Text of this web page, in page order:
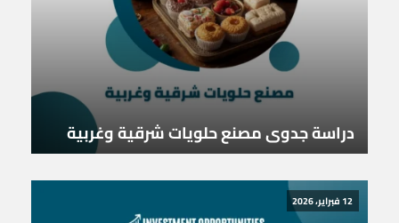
دراسة جدوى مصنع حلويات شرقية وغربية
12 فبراير، 2026